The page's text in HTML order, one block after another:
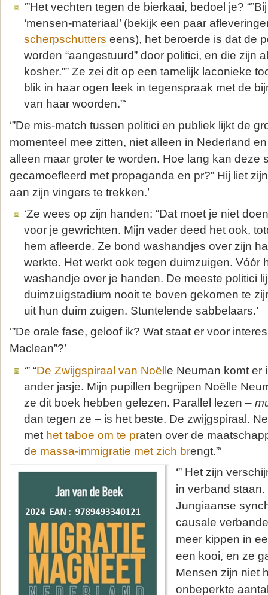
‘”Het vechten tegen de bierkaai, bedoel je?
‘mensen-materiaal’ (bekijk een paar
scherpschutters eens), het beroerde is dat de
worden “aangestuurd” door politici, en die zijn
kosher.”” Ze zei dit op een tamelijk laconieke
blik in haar ogen leek in tegenspraak met de
van haar woorden.”‘
‘”De mis-match tussen politici en publiek lijkt de
momenteel mee zitten, niet alleen in Nederland
alleen maar groter te worden. Hoe lang kan deze
gecamoefleerd met propaganda en pr?” Hij liet
aan zijn vingers te trekken.’
‘Ze wees op zijn handen: “Dat moet je niet
voor je gewrichten. Mijn vader deed het ook,
hem afleerde. Ze bond washandjes over zijn
werkte. Het werkt ook tegen duimzuigen. Vóór
washandje over je handen. De meeste politici
duimzuigstadium nooit te boven gekomen te
uit hun duim zuigen. Stuntelende sabbelaars.’
‘”De orale fase, geloof ik? Wat staat er voor
Maclean”?’
‘” “De Zwijgspiraal van Noëlle Neuman komt er
ander jasje. Mijn pupillen begrijpen Noëlle
ze dit boek hebben gelezen. Parallel lezen –
dan tegen ze – is het beste. De zwijgspiraal.
met het taboe om te praten over de
de massa-immigratie met zich brengt.”‘
‘” Het zijn
in verband
Jungiaanse
causale
meer kippen in
een kooi, en ze
Mensen zijn niet
onbeperkte